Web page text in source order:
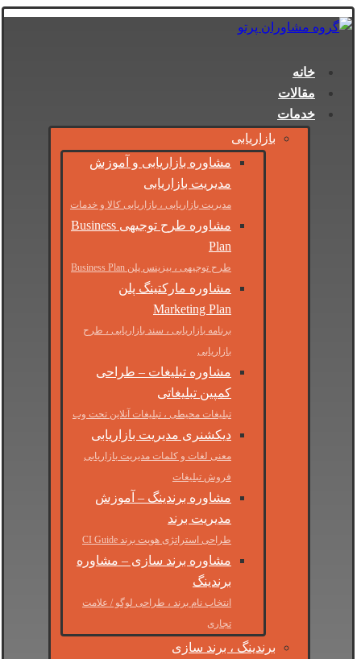
خانه
مقالات
خدمات
بازاریابی
مشاوره بازاریابی و آموزش
مدیریت بازاریابی
مدیریت بازاریابی ، بازاریابی کالا و خدمات
مشاوره طرح توجیهی Business
Plan
طرح توجیهی ، بیزینس پلن Business Plan
مشاوره مارکتینگ پلن
Marketing Plan
برنامه بازاریابی ، سند بازاریابی ، طرح
بازاریابی
مشاوره تبلیغات – طراحی
کمپین تبلیغاتی
تبلیغات محیطی ، تبلیغات آنلاین تحت وب
دیکشنری مدیریت بازاریابی
معنی لغات و کلمات مدیریت بازاریابی
فروش تبلیغات
مشاوره برندینگ – آموزش
مدیریت برند
طراحی استراتژی هویت برند CI Guide
مشاوره برند سازی – مشاوره
برندینگ
انتخاب نام برند ، طراحی لوگو / علامت
تجاری
برندینگ ، برند سازی